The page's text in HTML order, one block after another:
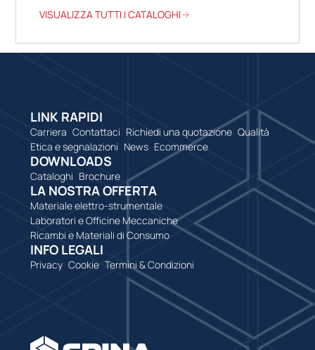
VISUALIZZA TUTTI I CATALOGHI
LINK RAPIDI
Carriera Contattaci Richiedi una quotazione Qualità
Etica e segnalazioni News Ecommerce
DOWNLOADS
Cataloghi Brochure
LA NOSTRA OFFERTA
Materiale elettro-strumentale
Laboratori e Officine Meccaniche
Ricambi e Materiali di Consumo
INFO LEGALI
Privacy Cookie Termini & Condizioni